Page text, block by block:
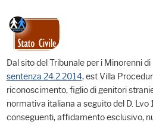
Dal sito del Tribunale per i Minorenni
sentenza 24.2.2014, est Villa
riconoscimento, figlio di genitori
normativa italiana a seguito del D.
conseguenti, affidamento esclusivo,